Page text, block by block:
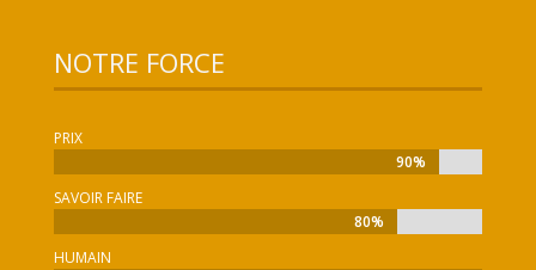
NOTRE FORCE
PRIX
90%
90%
SAVOIR FAIRE
80%
80%
HUMAIN